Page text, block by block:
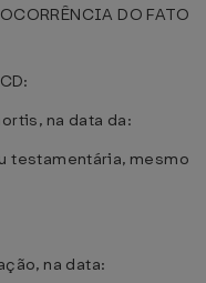
DO FATO
na data da:
testamentária, mesmo
na data: